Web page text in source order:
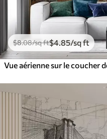
$8.08/sq ft$4.85/sq ft